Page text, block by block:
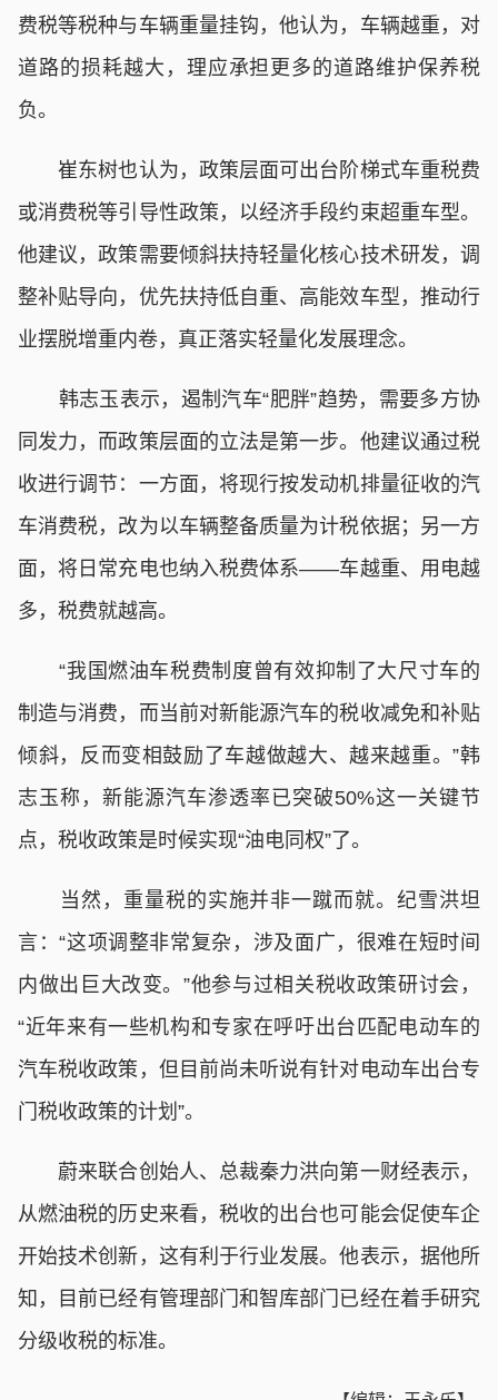
费税等税种与车辆重量挂钩，他认为，车辆越重，对
道路的损耗越大，理应承担更多的道路维护保养税
负。
崔东树也认为，政策层面可出台阶梯式车重税费
或消费税等引导性政策，以经济手段约束超重车型。
他建议，政策需要倾斜扶持轻量化核心技术研发，调
整补贴导向，优先扶持低自重、高能效车型，推动行
业摆脱增重内卷，真正落实轻量化发展理念。
韩志玉表示，遏制汽车“肥胖”趋势，需要多方协
同发力，而政策层面的立法是第一步。他建议通过税
收进行调节：一方面，将现行按发动机排量征收的汽
车消费税，改为以车辆整备质量为计税依据；另一方
面，将日常充电也纳入税费体系——车越重、用电越
多，税费就越高。
“我国燃油车税费制度曾有效抑制了大尺寸车的
制造与消费，而当前对新能源汽车的税收减免和补贴
倾斜，反而变相鼓励了车越做越大、越来越重。”韩
志玉称，新能源汽车渗透率已突破50%这一关键节
点，税收政策是时候实现“油电同权”了。
当然，重量税的实施并非一蹴而就。纪雪洪坦
言：“这项调整非常复杂，涉及面广，很难在短时间
内做出巨大改变。”他参与过相关税收政策研讨会，
“近年来有一些机构和专家在呼吁出台匹配电动车的
汽车税收政策，但目前尚未听说有针对电动车出台专
门税收政策的计划”。
蔚来联合创始人、总裁秦力洪向第一财经表示，
从燃油税的历史来看，税收的出台也可能会促使车企
开始技术创新，这有利于行业发展。他表示，据他所
知，目前已经有管理部门和智库部门已经在着手研究
分级收税的标准。